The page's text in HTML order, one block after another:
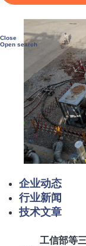
Close
Open search
企业动态
行业新闻
技术文章
工信部等